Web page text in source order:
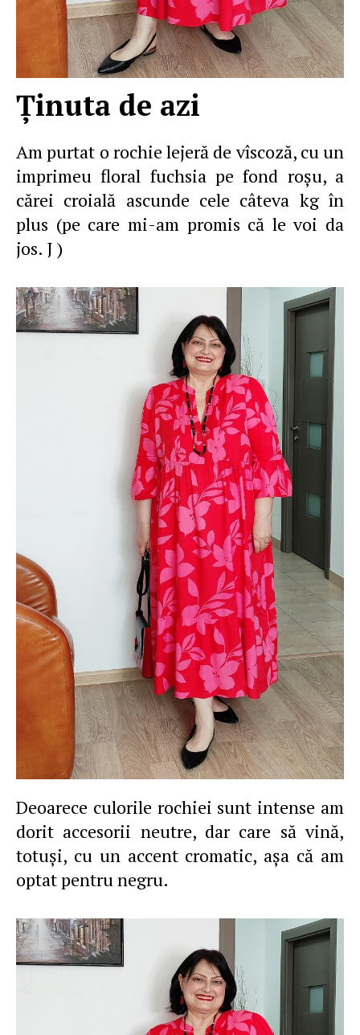
Ţinuta de azi
Am purtat o rochie lejeră de vîscoză, cu un
imprimeu floral fuchsia pe fond roşu, a
cărei croială ascunde cele câteva kg în
plus (pe care mi-am promis că le voi da
jos. J )
Deoarece culorile rochiei sunt intense am
dorit accesorii neutre, dar care să vină,
totuşi, cu un accent cromatic, aşa că am
optat pentru negru.